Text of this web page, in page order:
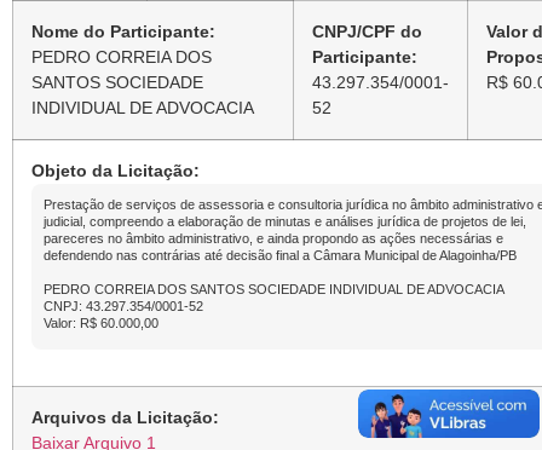
Nome do Participante:
PEDRO CORREIA DOS
SANTOS SOCIEDADE
INDIVIDUAL DE ADVOCACIA
CNPJ/CPF do
Participante:
43.297.354/0001-
52
Valor
R$
Objeto da Licitação:
Prestação de serviços de assessoria e consultoria jurídica no âmbito administrativo
judicial, compreendo a elaboração de minutas e análises jurídica de projetos de lei,
pareceres no âmbito administrativo, e ainda propondo as ações necessárias e
defendendo nas contrárias até decisão final a Câmara Municipal de Alagoinha/PB
PEDRO CORREIA DOS SANTOS SOCIEDADE INDIVIDUAL DE ADVOCACIA
CNPJ: 43.297.354/0001-52
Valor: R$ 60.000,00
Arquivos da Licitação:
Baixar Arquivo 1